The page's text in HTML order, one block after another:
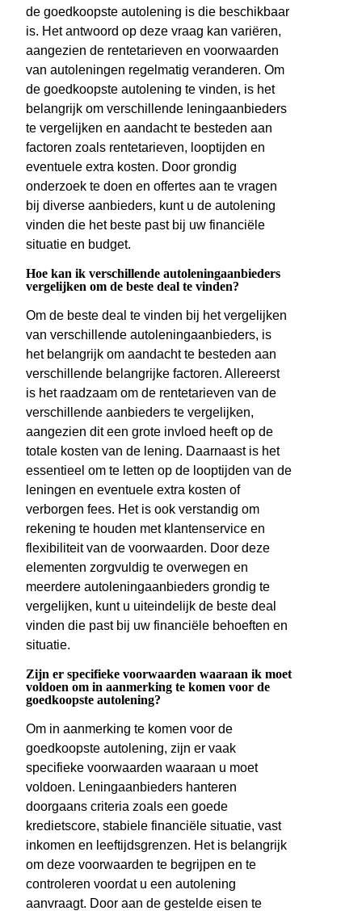
de goedkoopste autolening is die beschikbaar
is. Het antwoord op deze vraag kan variëren,
aangezien de rentetarieven en voorwaarden
van autoleningen regelmatig veranderen. Om
de goedkoopste autolening te vinden, is het
belangrijk om verschillende leningaanbieders
te vergelijken en aandacht te besteden aan
factoren zoals rentetarieven, looptijden en
eventuele extra kosten. Door grondig
onderzoek te doen en offertes aan te vragen
bij diverse aanbieders, kunt u de autolening
vinden die het beste past bij uw financiële
situatie en budget.
Hoe kan ik verschillende autoleningaanbieders
vergelijken om de beste deal te vinden?
Om de beste deal te vinden bij het vergelijken
van verschillende autoleningaanbieders, is
het belangrijk om aandacht te besteden aan
verschillende belangrijke factoren. Allereerst
is het raadzaam om de rentetarieven van de
verschillende aanbieders te vergelijken,
aangezien dit een grote invloed heeft op de
totale kosten van de lening. Daarnaast is het
essentieel om te letten op de looptijden van de
leningen en eventuele extra kosten of
verborgen fees. Het is ook verstandig om
rekening te houden met klantenservice en
flexibiliteit van de voorwaarden. Door deze
elementen zorgvuldig te overwegen en
meerdere autoleningaanbieders grondig te
vergelijken, kunt u uiteindelijk de beste deal
vinden die past bij uw financiële behoeften en
situatie.
Zijn er specifieke voorwaarden waaraan ik moet
voldoen om in aanmerking te komen voor de
goedkoopste autolening?
Om in aanmerking te komen voor de
goedkoopste autolening, zijn er vaak
specifieke voorwaarden waaraan u moet
voldoen. Leningaanbieders hanteren
doorgaans criteria zoals een goede
kredietscore, stabiele financiële situatie, vast
inkomen en leeftijdsgrenzen. Het is belangrijk
om deze voorwaarden te begrijpen en te
controleren voordat u een autolening
aanvraagt. Door aan de gestelde eisen te